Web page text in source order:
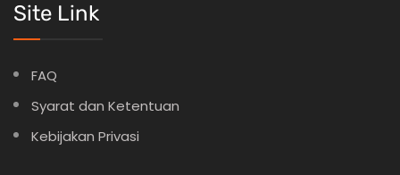
Site Link
FAQ
Syarat dan Ketentuan
Kebijakan Privasi